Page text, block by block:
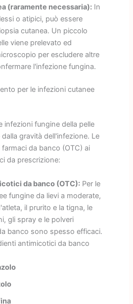
(raramente necessaria):In
o atipici, può essere
cutanea. Un piccolo
viene prelevato ed
per escludere altre
l'infezione fungina.
per le infezioni cutanee
infezioni fungine della pelle
gravità dell'infezione. Le
da banco (OTC) ai
da prescrizione:
da banco (OTC):Per le
fungine da lievi a moderate,
il prurito e la tigna, le
gli spray e le polveri
banco sono spesso efficaci.
antimicotici da banco